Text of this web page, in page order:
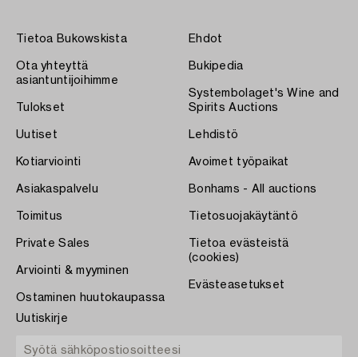
Tietoa Bukowskista
Ota yhteyttä
asiantuntijoihimme
Tulokset
Uutiset
Kotiarviointi
Asiakaspalvelu
Toimitus
Private Sales
Arviointi & myyminen
Ostaminen huutokaupassa
Ehdot
Bukipedia
Systembolaget's Wine and
Spirits Auctions
Lehdistö
Avoimet työpaikat
Bonhams - All auctions
Tietosuojakäytäntö
Tietoa evästeistä
(cookies)
Evästeasetukset
Uutiskirje